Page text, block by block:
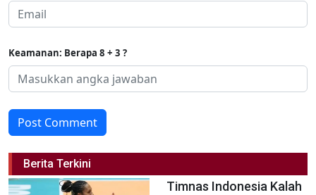
Keamanan: Berapa 8 + 3 ?
Post Comment
Berita Terkini
Timnas Indonesia Kalah